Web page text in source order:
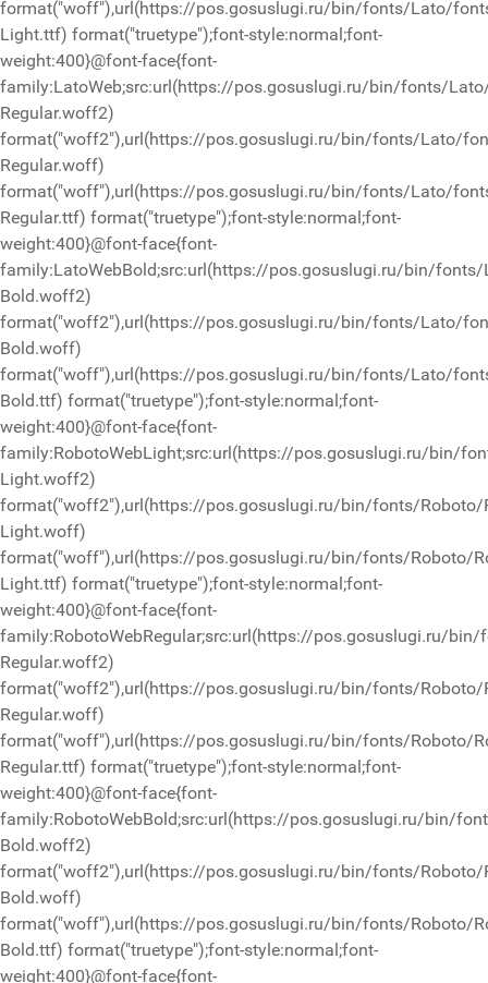
format("woff"),url(https://pos.gosuslugi.ru/bin/fonts/Lato/
Light.ttf) format("truetype");font-style:normal;font-
weight:400}@font-face{font-
family:LatoWeb;src:url(https://pos.gosuslugi.ru/bin/fonts/
Regular.woff2)
format("woff2"),url(https://pos.gosuslugi.ru/bin/fonts/Lato/
Regular.woff)
format("woff"),url(https://pos.gosuslugi.ru/bin/fonts/Lato/
Regular.ttf) format("truetype");font-style:normal;font-
weight:400}@font-face{font-
family:LatoWebBold;src:url(https://pos.gosuslugi.ru/bin/
Bold.woff2)
format("woff2"),url(https://pos.gosuslugi.ru/bin/fonts/Lato/
Bold.woff)
format("woff"),url(https://pos.gosuslugi.ru/bin/fonts/Lato/
Bold.ttf) format("truetype");font-style:normal;font-
weight:400}@font-face{font-
family:RobotoWebLight;src:url(https://pos.gosuslugi.ru/bin/
Light.woff2)
format("woff2"),url(https://pos.gosuslugi.ru/bin/fonts/Roboto/
Light.woff)
format("woff"),url(https://pos.gosuslugi.ru/bin/fonts/Roboto/
Light.ttf) format("truetype");font-style:normal;font-
weight:400}@font-face{font-
family:RobotoWebRegular;src:url(https://pos.gosuslugi.ru/
Regular.woff2)
format("woff2"),url(https://pos.gosuslugi.ru/bin/fonts/Roboto/
Regular.woff)
format("woff"),url(https://pos.gosuslugi.ru/bin/fonts/Roboto/
Regular.ttf) format("truetype");font-style:normal;font-
weight:400}@font-face{font-
family:RobotoWebBold;src:url(https://pos.gosuslugi.ru/bin/
Bold.woff2)
format("woff2"),url(https://pos.gosuslugi.ru/bin/fonts/Roboto/
Bold.woff)
format("woff"),url(https://pos.gosuslugi.ru/bin/fonts/Roboto/
Bold.ttf) format("truetype");font-style:normal;font-
weight:400}@font-face{font-